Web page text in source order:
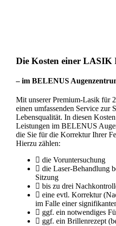
Die Kosten einer LASIK
– im BELENUS
Mit unserer Premium-Lasik für
einen umfassenden Service zur
Lebensqualität. In diesen
Leistungen im BELENUS
die Sie für die Korrektur Ihrer
Hierzu zählen:
die Voruntersuchung
die Laser-Behandlung
Sitzung
bis zu drei
eine evtl. Korrektur
im Falle einer
ggf. ein notwendiges
ggf. ein Brillenrezept